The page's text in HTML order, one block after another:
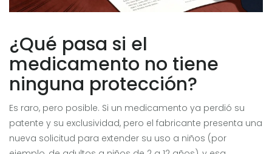
¿Qué pasa si el
medicamento no tiene
ninguna protección?
Es raro, pero posible. Si un medicamento ya perdió su
patente y su exclusividad, pero el fabricante presenta una
nueva solicitud para extender su uso a niños (por